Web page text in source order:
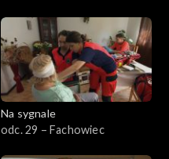
Na sygnale
odc. 29 – Fachowiec